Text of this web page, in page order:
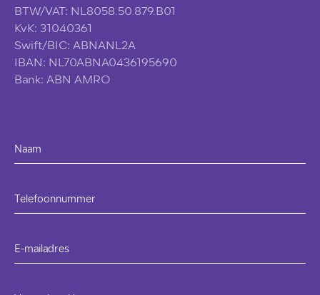
BTW/VAT: NL8058.50.879.B01
KvK: 31040361
Swift/BIC: ABNANL2A
IBAN: NL70ABNA0436195690
Bank: ABN AMRO
Naam
Telefoonnummer
E-mailadres